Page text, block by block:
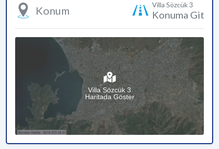
Konum Villa Sözcük 3
Konuma Git
Villa Sözcük 3
Haritada Göster